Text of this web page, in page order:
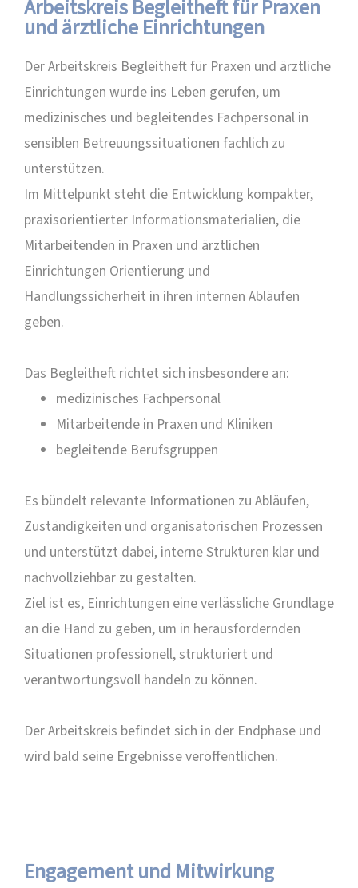
Arbeitskreis Begleitheft für Praxen
und ärztliche Einrichtungen
Der Arbeitskreis Begleitheft für Praxen und ärztliche
Einrichtungen wurde ins Leben gerufen, um
medizinisches und begleitendes Fachpersonal in
sensiblen Betreuungssituationen fachlich zu
unterstützen.
Im Mittelpunkt steht die Entwicklung kompakter,
praxisorientierter Informationsmaterialien, die
Mitarbeitenden in Praxen und ärztlichen
Einrichtungen Orientierung und
Handlungssicherheit in ihren internen Abläufen
geben.
Das Begleitheft richtet sich insbesondere an:
medizinisches Fachpersonal
Mitarbeitende in Praxen und Kliniken
begleitende Berufsgruppen
Es bündelt relevante Informationen zu Abläufen,
Zuständigkeiten und organisatorischen Prozessen
und unterstützt dabei, interne Strukturen klar und
nachvollziehbar zu gestalten.
Ziel ist es, Einrichtungen eine verlässliche Grundlage
an die Hand zu geben, um in herausfordernden
Situationen professionell, strukturiert und
verantwortungsvoll handeln zu können.
Der Arbeitskreis befindet sich in der Endphase und
wird bald seine Ergebnisse veröffentlichen.
Engagement und Mitwirkung